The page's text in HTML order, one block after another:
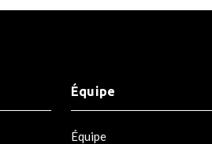
Équipe
Équipe